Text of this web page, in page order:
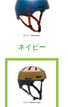
ネイビー